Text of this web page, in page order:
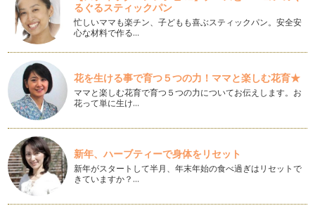
ママの魅力をアップしてくれる色
まだ暑さも残りますが 9月半ばにもなると『オシャレの秋』を
意識したくなりますね♪今日は、マ…
緑のチカラ
ママは朝から夜までフル稼働な毎日。たまには、ボーッとリラ
ックス＆リフレッシュしたい！！って…
色は心のデトックス
8月半ば、お盆も過ぎると『夏休みも終わりだね～』と忙しく
なってくるご家庭も多いのではないで…
カラーでエコLIFE♪
毎日暑いですね。 夏は、ついついエアコンの涼しさに…
るぐるスティックパン
忙しいママも楽チン、子どもも喜ぶスティックパン。安全安
心な材料で作る…
花を生ける事で育つ５つの力！ママと楽しむ花育★
ママと楽しむ花育で育つ５つの力についてお伝えします。お
花って単に生け…
新年、ハーブティーで身体をリセット
新年がスタートして半月、年末年始の食べ過ぎはリセットで
きていますか？…